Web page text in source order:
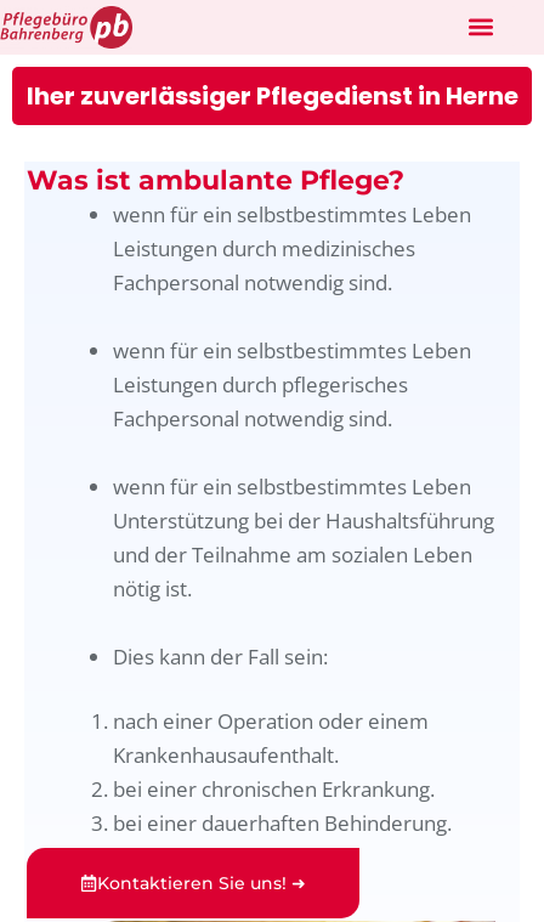
Skip
to
content
Iher zuverlässiger Pflegedienst in Herne
Was ist ambulante Pflege?
wenn für ein selbstbestimmtes Leben
Leistungen durch medizinisches
Fachpersonal notwendig sind.
wenn für ein selbstbestimmtes Leben
Leistungen durch pflegerisches
Fachpersonal notwendig sind.
wenn für ein selbstbestimmtes Leben
Unterstützung bei der Haushaltsführung
und der Teilnahme am sozialen Leben
nötig ist.
Dies kann der Fall sein:
nach einer Operation oder einem
Krankenhausaufenthalt.
bei einer chronischen Erkrankung.
bei einer dauerhaften Behinderung.
Kontaktieren Sie uns! ➜